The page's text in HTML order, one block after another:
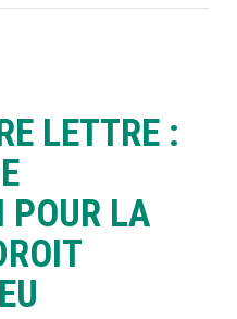
NOUS JOINDRE
LETTRE :
POUR LA